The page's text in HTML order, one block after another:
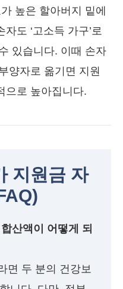
높은 할아버지 밑에
도 ‘고소득 가구’로
있습니다. 이때 손자
양자로 옮기면 지원
으로 높아집니다.
지원금 자
산액이 어떻게 되
면 두 분의 건강보